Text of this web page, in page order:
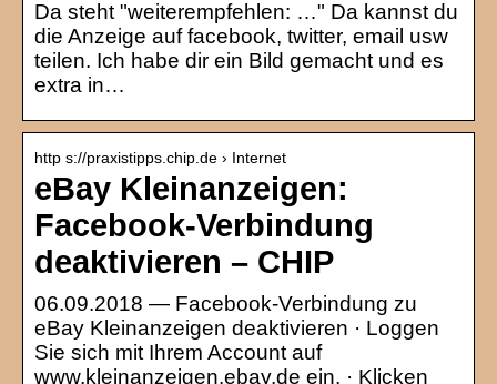
Da steht "weiterempfehlen: …" Da kannst du
die Anzeige auf facebook, twitter, email usw
teilen. Ich habe dir ein Bild gemacht und es
extra in…
http s://praxistipps.chip.de › Internet
eBay Kleinanzeigen:
Facebook-Verbindung
deaktivieren – CHIP
06.09.2018 — Facebook-Verbindung zu
eBay Kleinanzeigen deaktivieren · Loggen
Sie sich mit Ihrem Account auf
www.kleinanzeigen.ebay.de ein. · Klicken